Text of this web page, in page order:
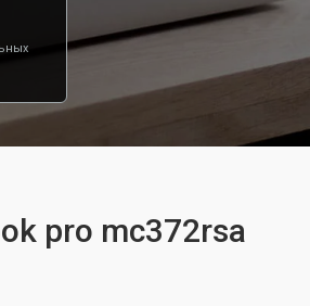
pro mc372rsa